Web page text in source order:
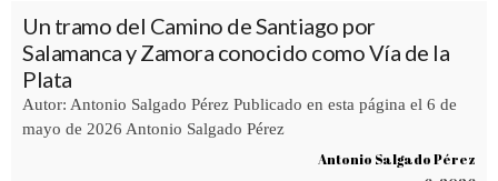
Un tramo del Camino de Santiago por
Salamanca y Zamora conocido como Vía de la
Plata
Autor: Antonio Salgado Pérez Publicado en esta página el 6 de
mayo de 2026 Antonio Salgado Pérez
Antonio Salgado Pérez